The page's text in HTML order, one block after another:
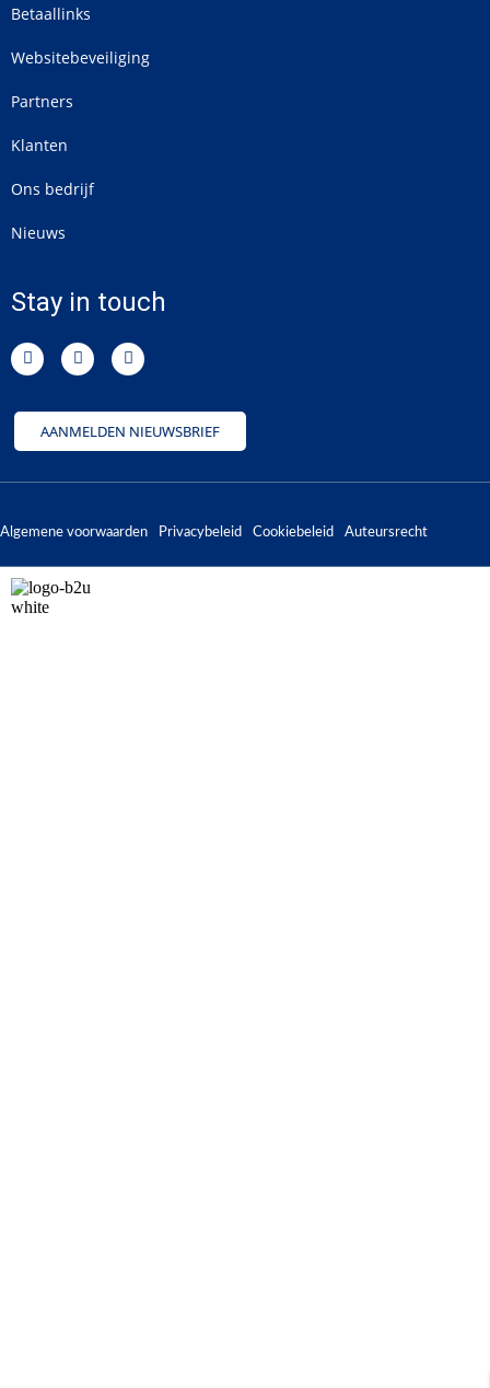
Betaallinks
Websitebeveiliging
Partners
Klanten
Ons bedrijf
Nieuws
Stay in touch
AANMELDEN NIEUWSBRIEF
Algemene voorwaarden Privacybeleid Cookiebeleid Auteursrecht